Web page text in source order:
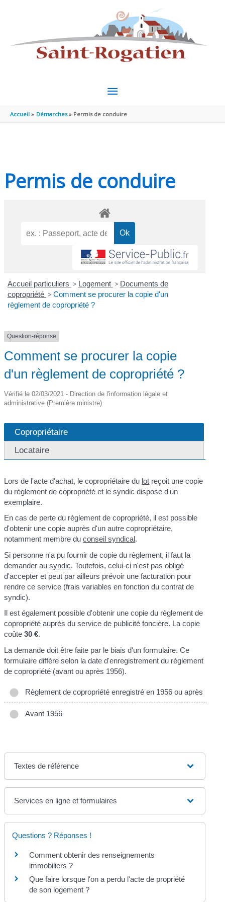
MENU
PRINCIPAL
Accueil Démarches Permis de conduire
Permis de conduire
Accueil particuliers > Logement > Documents de
copropriété > Comment se procurer la copie d'un
règlement de copropriété ?
Question-réponse
Comment se procurer la copie
d'un règlement de copropriété ?
Vérifié le 02/03/2021 - Direction de l'information légale et
administrative (Première ministre)
Copropriétaire
Locataire
Lors de l'acte d'achat, le copropriétaire du lot reçoit une copie
du règlement de copropriété et le syndic dispose d'un
exemplaire.
En cas de perte du règlement de copropriété, il est possible
d'obtenir une copie auprès d'un autre copropriétaire,
notamment membre duconseil syndical.
Si personne n'a pu fournir de copie du règlement, il faut la
demander ausyndic. Toutefois, celui-ci n'est pas obligé
d'accepter et peut par ailleurs prévoir une facturation pour
rendre ce service (frais variables en fonction du contrat de
syndic).
Il est également possible d'obtenir une copie du règlement de
copropriété auprès du service de publicité foncière. La copie
coûte30 €.
La demande doit être faite par le biais d'un formulaire. Ce
formulaire diffère selon la date d'enregistrement du règlement
de copropriété (avant ou après 1956).
Règlement de copropriété enregistré en 1956 ou après
Avant 1956
Textes de référence
Services en ligne et formulaires
Questions ? Réponses !
Comment obtenir des renseignements
immobiliers ?
Que faire lorsque l'on a perdu l'acte de propriété
de son logement ?